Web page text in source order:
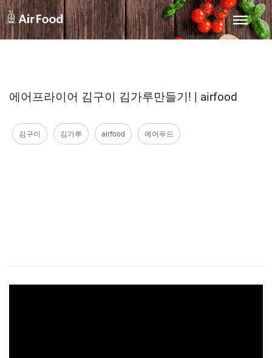
에어프라이어 김구이 김가루만들기! | airfood
김구이 김가루 airfood 에어푸드